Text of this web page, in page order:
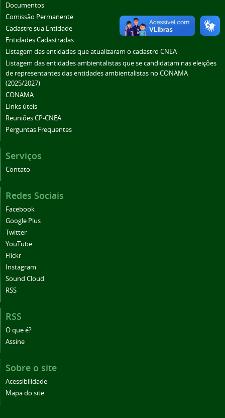
Documentos
Comissão Permanente
Cadastre sua Entidade
Entidades Cadastradas
Listagem das entidades que atualizaram o cadastro CNEA
Listagem das entidades ambientalistas que se candidatam nas eleições
de representantes das entidades ambientalistas no CONAMA
(2025/2027)
CONAMA
Links úteis
Reuniões CP-CNEA
Perguntas Frequentes
Serviços
Contato
Redes Sociais
Facebook
Google Plus
Twitter
YouTube
Flickr
Instagram
Sound Cloud
RSS
RSS
O que é?
Assine
Sobre o site
Acessibilidade
Mapa do site